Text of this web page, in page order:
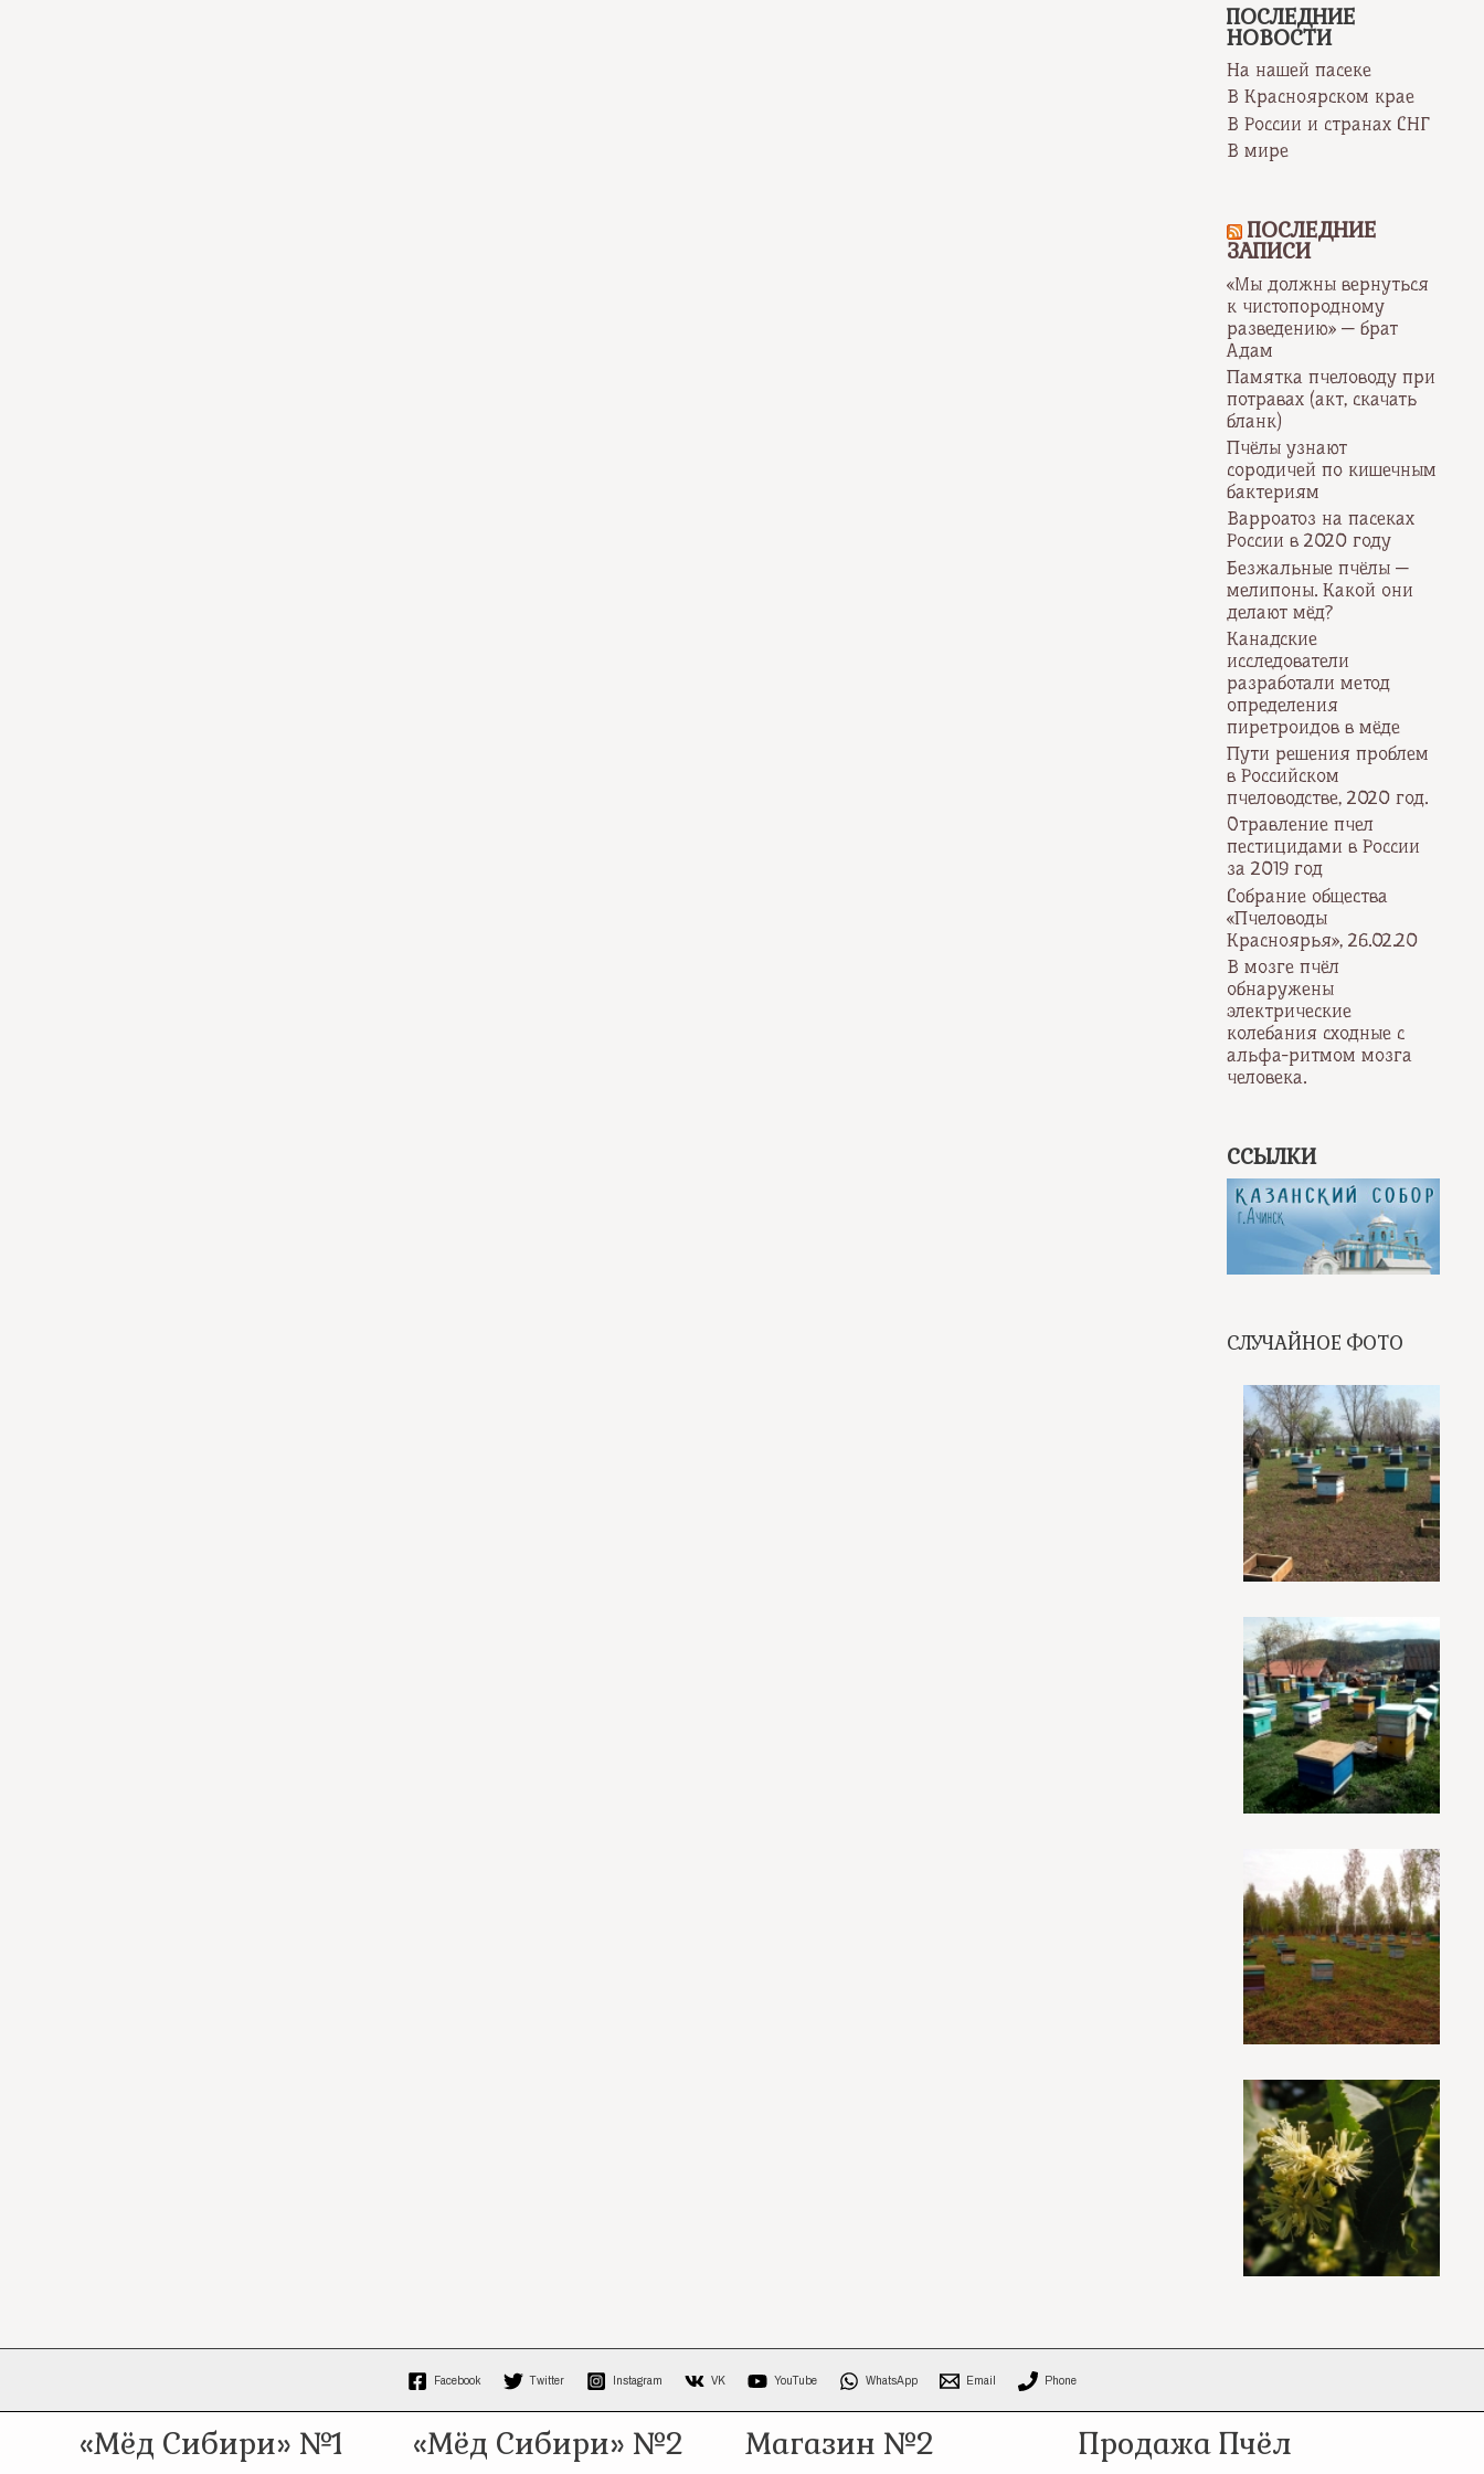
ПОСЛЕДНИЕ
НОВОСТИ
На нашей пасеке
В Красноярском крае
В России и странах СНГ
В мире
ПОСЛЕДНИЕ
ЗАПИСИ
«Мы должны вернуться
к чистопородному
разведению» — брат
Адам
Памятка пчеловоду при
потравах (акт, скачать
бланк)
Пчёлы узнают
сородичей по кишечным
бактериям
Варроатоз на пасеках
России в 2020 году
Безжальные пчёлы —
мелипоны. Какой они
делают мёд?
Канадские
исследователи
разработали метод
определения
пиретроидов в мёде
Пути решения проблем
в Российском
пчеловодстве, 2020 год.
Отравление пчел
пестицидами в России
за 2019 год
Собрание общества
«Пчеловоды
Красноярья», 26.02.20
В мозге пчёл
обнаружены
электрические
колебания сходные с
альфа-ритмом мозга
человека.
ССЫЛКИ
СЛУЧАЙНОЕ ФОТО
Facebook Twitter Instagram VK YouTube WhatsApp Email Phone
«Мёд Сибири» №1 «Мёд Сибири» №2 Магазин №2 Продажа Пчёл